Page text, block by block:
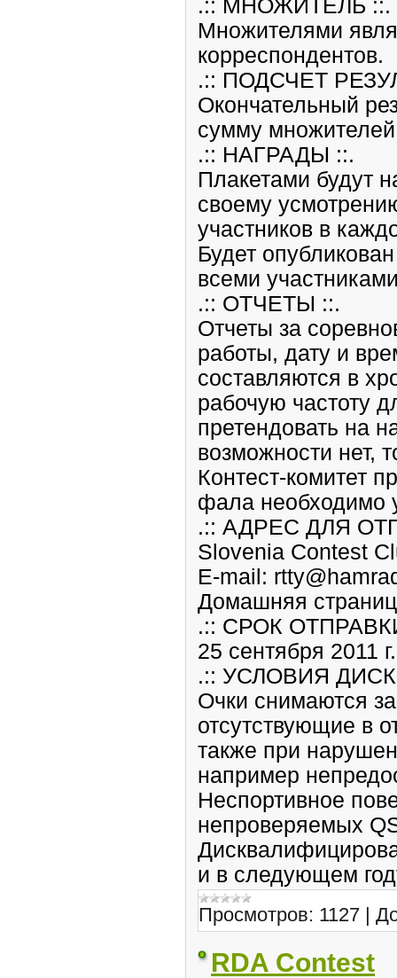
.:: МНОЖИТЕЛЬ ::.
Множителями
корреспондентов.
.:: ПОДСЧЕТ
Окончательный
сумму
.:: НАГРАДЫ ::.
Плакетами будут
своему
участников в
Будет
всеми
.:: ОТЧЕТЫ ::.
Отчеты за
работы, дату и
составляются в
рабочую частоту
претендовать на
возможности нет,
Контест-комитет
фала необходимо
.:: АДРЕС ДЛЯ
Slovenia Contest
E-mail:
Домашняя
.:: СРОК
25 сентября 2011
.:: УСЛОВИЯ
Очки снимаются
отсутствующие в
также при
например
Неспортивное
непроверяемых
и в следующем
Просмотров: 1127 |
RDA Contest